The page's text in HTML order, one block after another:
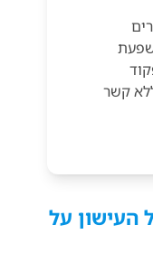
קשר
העישון על